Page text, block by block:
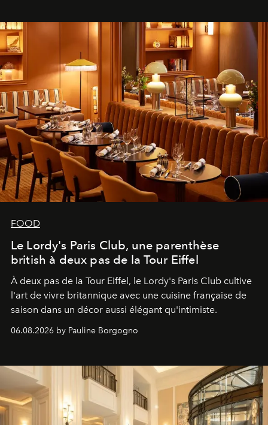
FOOD
Le Lordy's Paris Club, une parenthèse
british à deux pas de la Tour Eiffel
À deux pas de la Tour Eiffel, le Lordy's Paris Club cultive
l'art de vivre britannique avec une cuisine française de
saison dans un décor aussi élégant qu'intimiste.
06.08.2026 by Pauline Borgogno